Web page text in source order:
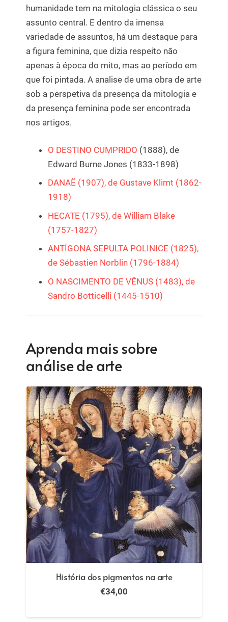
humanidade tem na mitologia clássica o seu
assunto central. E dentro da imensa
variedade de assuntos, há um destaque para
a figura feminina, que dizia respeito não
apenas à época do mito, mas ao período em
que foi pintada. A analise de uma obra de arte
sob a perspetiva da presença da mitologia e
da presença feminina pode ser encontrada
nos artigos.
O DESTINO CUMPRIDO (1888), de
Edward Burne Jones (1833-1898)
DANAË (1907), de Gustave Klimt (1862-
1918)
HECATE (1795), de William Blake
(1757-1827)
ANTÍGONA SEPULTA POLINICE (1825),
de Sébastien Norblin (1796-1884)
O NASCIMENTO DE VÊNUS (1483), de
Sandro Botticelli (1445-1510)
Aprenda mais sobre
análise de arte
História dos pigmentos na arte
€34,00